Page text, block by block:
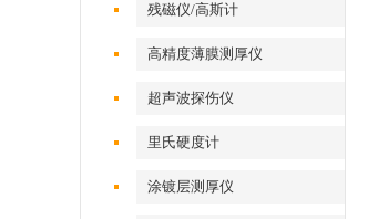
残磁仪/高斯计
高精度薄膜测厚仪
超声波探伤仪
里氏硬度计
涂镀层测厚仪